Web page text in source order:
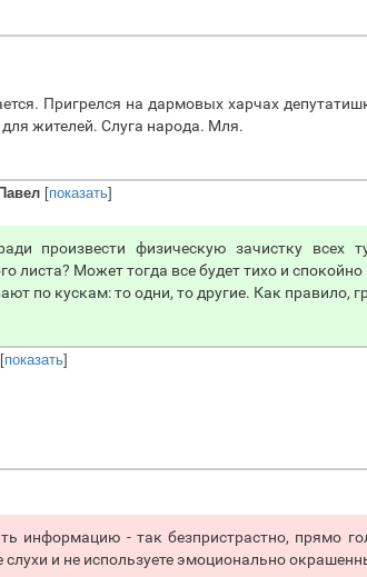
Пригрелся на дармовых харчах
жителей. Слуга народа. Мля.
Павел [показать]
произвести физическую зачистку всех
листа? Может тогда все будет тихо и спокойно
по кускам: то одни, то другие. Как правило,
[показать]
информацию - так безпристрастно, прямо
и не используете эмоционально